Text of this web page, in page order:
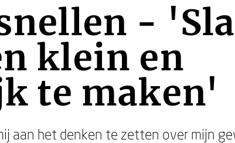
-
klein en
te maken'
aan het denken te zetten over mijn